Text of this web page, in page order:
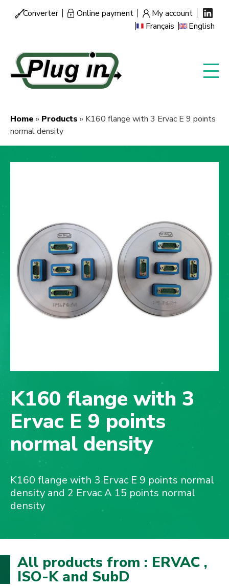
Menu
Converter Online payment
My account
Français
English
Breadcrumb
Home Products
K160 flange with 3 Ervac E 9 points
normal density
K160 flange with 3
Ervac E 9 points
normal density
K160 flange with 3 Ervac E 9 points normal
density and 2 Ervac A 15 points normal
density
All products from : ERVAC ,
ISO-K and SubD